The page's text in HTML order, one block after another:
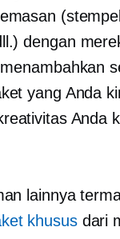
dengan
yang Anda
Anda
lainnya
khususdari